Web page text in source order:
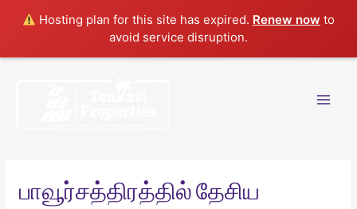
Hosting plan for this site has expired. Renew now to
avoid service disruption.
பாவூர்சத்திரத்தில் தேசிய